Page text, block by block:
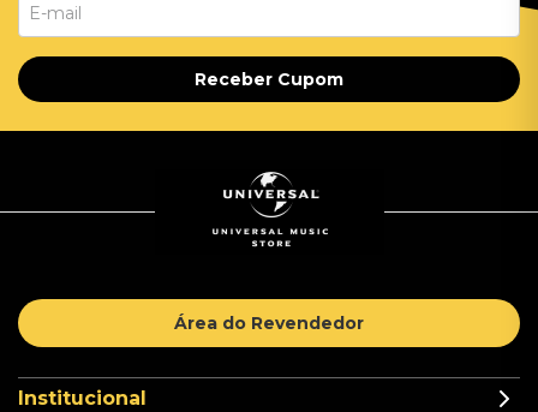
Receber Cupom
Área do Revendedor
Institucional